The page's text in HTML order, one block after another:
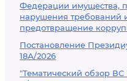
Федерации имущества,
нарушения требований
предотвращение
Постановление
18А/2026
"Тематический обзор